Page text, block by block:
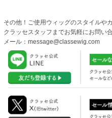
その他！ご使用ウィッグのスタイルや
クラッセスタッフまでお気軽にお問い
メール：message@classewig.com